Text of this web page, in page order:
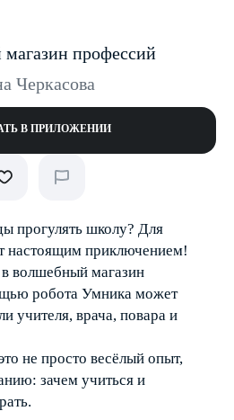
профессий
Черкасова
В ПРИЛОЖЕНИИ
прогулять школу? Для
настоящим приключением!
волшебный магазин
робота Умника может
учителя, врача, повара и
не просто весёлый опыт,
зачем учиться и